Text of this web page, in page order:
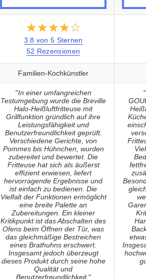
★★★★★
☆☆☆☆☆
3.8 von 5 Sternen
52 Rezensionen
Familien-Kochkünstler
"In einer umfangreichen
Testumgebung wurde die Breville
Halo-Heißluftfritteuse mit
Grillfunktion gründlich auf ihre
Leistungsfähigkeit und
Benutzerfreundlichkeit geprüft.
Verschiedene Gerichte, von
Pommes bis Hühnchen, wurden
zubereitet und bewertet. Die
Fritteuse hat sich als äußerst
effizient erwiesen, liefert
hervorragende Ergebnisse und
ist einfach zu bedienen. Die
Vielfalt der Funktionen ermöglicht
eine breite Palette an
Zubereitungen. Ein kleiner
Kritikpunkt ist das Abschalten des
Ofens beim Öffnen der Tür, was
das gleichmäßige Bestreichen
eines Brathuhns erschwert.
Insgesamt jedoch überzeugt
dieses Produkt durch seine hohe
Qualität und
Benutzerfreundlichkeit."
"